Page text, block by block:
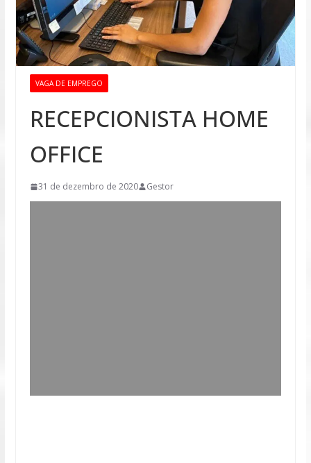
VAGA DE EMPREGO
RECEPCIONISTA HOME
OFFICE
31 de dezembro de 2020 Gestor